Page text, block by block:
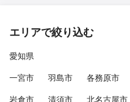
エリアで絞り込む
愛知県
一宮市
羽島市 各務原市
岩倉市
清須市 北名古屋市